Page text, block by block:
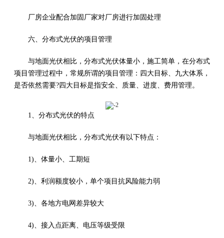
厂房企业配合加固厂家对厂房进行加固处理
六、分布式光伏的项目管理
与地面光伏相比，分布式光伏体量小，施工简单，在分布式
项目管理过程中，常规所谓的项目管理：四大目标、九大体系，
是否依然需要?四大目标是指安全、质量、进度、费用管理。
1、分布式光伏的特点
与地面光伏相比，分布式光伏有以下特点：
1)、体量小、工期短
2)、利润额度较小，单个项目抗风险能力弱
3)、各地方电网差异较大
4)、接入点距离、电压等级受限